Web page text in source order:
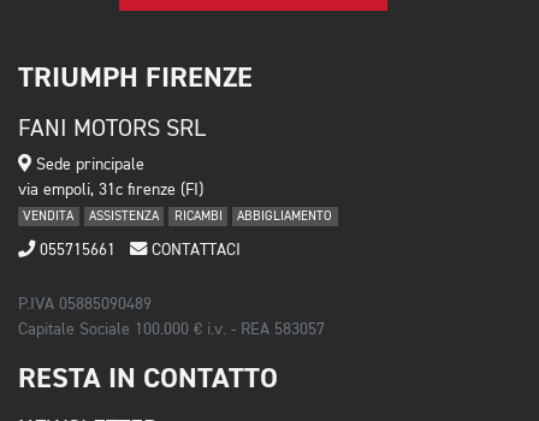
TRIUMPH FIRENZE
FANI MOTORS SRL
Sede principale
via empoli, 31c firenze (FI)
VENDITA ASSISTENZA RICAMBI ABBIGLIAMENTO
055715661 CONTATTACI
P.IVA 05885090489
Capitale Sociale 100.000 € i.v. - REA 583057
RESTA IN CONTATTO